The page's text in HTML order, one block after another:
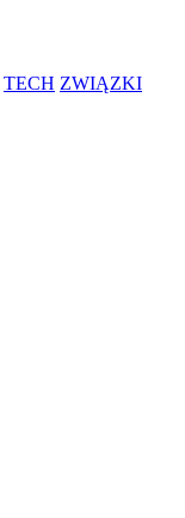
TECH ZWIĄZKI